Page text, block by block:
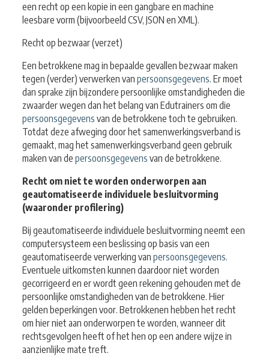
een recht op een kopie in een gangbare en machine
leesbare vorm (bijvoorbeeld CSV, JSON en XML).
Recht op bezwaar (verzet)
Een betrokkene mag in bepaalde gevallen bezwaar maken
tegen (verder) verwerken van persoonsgegevens. Er moet
dan sprake zijn bijzondere persoonlijke omstandigheden die
zwaarder wegen dan het belang van Edutrainers om die
persoonsgegevens van de betrokkene toch te gebruiken.
Totdat deze afweging door het samenwerkingsverband is
gemaakt, mag het samenwerkingsverband geen gebruik
maken van de persoonsgegevens van de betrokkene.
Recht om niet te worden onderworpen aan
geautomatiseerde individuele besluitvorming
(waaronder profilering)
Bij geautomatiseerde individuele besluitvorming neemt een
computersysteem een beslissing op basis van een
geautomatiseerde verwerking van persoonsgegevens.
Eventuele uitkomsten kunnen daardoor niet worden
gecorrigeerd en er wordt geen rekening gehouden met de
persoonlijke omstandigheden van de betrokkene. Hier
gelden beperkingen voor. Betrokkenen hebben het recht
om hier niet aan onderworpen te worden, wanneer dit
rechtsgevolgen heeft of het hen op een andere wijze in
aanzienlijke mate treft.